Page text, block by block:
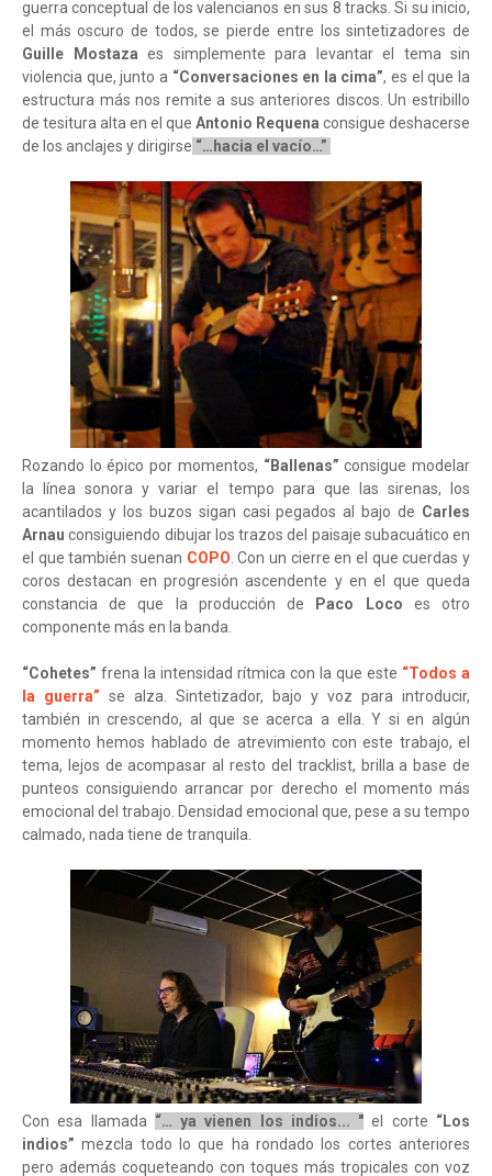
guerra conceptual de los valencianos en sus 8 tracks. Si su inicio,
el más oscuro de todos, se pierde entre los sintetizadores de
Guille Mostaza es simplemente para levantar el tema sin
violencia que, junto a “Conversaciones en la cima”, es el que la
estructura más nos remite a sus anteriores discos. Un estribillo
de tesitura alta en el que Antonio Requena consigue deshacerse
de los anclajes y dirigirse “…hacia el vacío…”
Rozando lo épico por momentos, “Ballenas” consigue modelar
la línea sonora y variar el tempo para que las sirenas, los
acantilados y los buzos sigan casi pegados al bajo de Carles
Arnau consiguiendo dibujar los trazos del paisaje subacuático en
el que también suenan COPO. Con un cierre en el que cuerdas y
coros destacan en progresión ascendente y en el que queda
constancia de que la producción de
Paco Loco es otro
componente más en la banda.
“Cohetes” frena la intensidad rítmica con la que este “Todos a
la guerra” se alza. Sintetizador, bajo y voz para introducir,
también in crescendo, al que se acerca a ella. Y si en algún
momento hemos hablado de atrevimiento con este trabajo, el
tema, lejos de acompasar al resto del tracklist, brilla a base de
punteos consiguiendo arrancar por derecho el momento más
emocional del trabajo. Densidad emocional que, pese a su tempo
calmado, nada tiene de tranquila.
Con esa llamada “… ya vienen los indios... " el corte “Los
indios” mezcla todo lo que ha rondado los cortes anteriores
pero además coqueteando con toques más tropicales con voz